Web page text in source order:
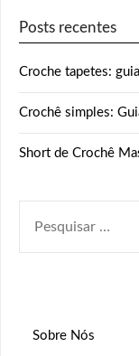
Posts recentes
Croche tapetes:
Crochê simples:
Short de Crochê
POR:
Sobre Nós